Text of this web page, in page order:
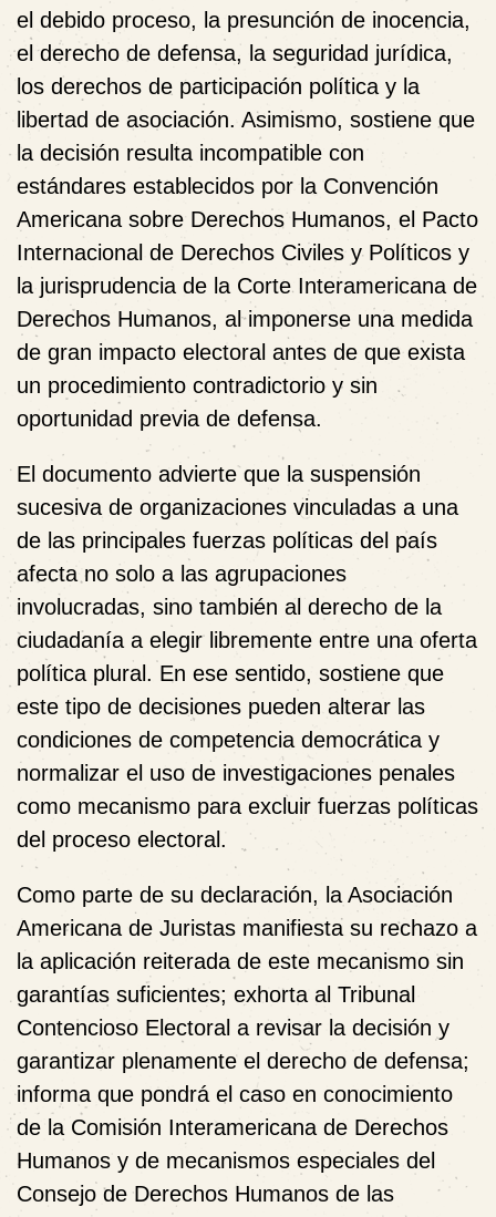
el debido proceso, la presunción de inocencia,
elderecho de defensa, la seguridad jurídica,
los derechos de participación política y la
libertad de asociación. Asimismo, sostiene que
la decisión resulta incompatible con
estándares establecidos por la Convención
Americana sobre Derechos Humanos, el Pacto
Internacional de Derechos Civiles y Políticos y
la jurisprudencia de la Corte Interamericana de
Derechos Humanos, al imponerse una medida
de gran impacto electoral antes de que exista
un procedimiento contradictorio y sin
oportunidad previa de defensa.
El documento advierte que la suspensión
sucesiva de organizaciones vinculadas a una
de las principales fuerzas políticas del país
afecta no solo a las agrupaciones
involucradas, sino también al derecho de la
ciudadanía a elegir libremente entre una oferta
política plural. En ese sentido, sostiene que
este tipo de decisiones pueden alterar las
condiciones de competencia democrática y
normalizar el uso de investigaciones penales
como mecanismo para excluir fuerzas políticas
del proceso electoral.
Como parte de su declaración, la Asociación
Americana de Juristas manifiesta su rechazo a
la aplicación reiterada de este mecanismo sin
garantías suficientes; exhorta al Tribunal
Contencioso Electoral a revisar la decisión y
garantizar plenamente el derecho de defensa;
informa que pondrá el caso en conocimiento
de la Comisión Interamericana de Derechos
Humanos y de mecanismos especiales del
Consejo de Derechos Humanos de las